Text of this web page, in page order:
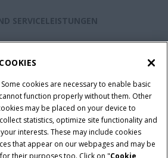
SERVICELEISTUNGEN
rechtliche Hinweise
Impressum
Cookie Settings
cookies are necessary to enable basic
function properly without them. Other
may be placed on your device to
statistics, optimize site functionality and
interests. These may include cookies
that appear on our webpages and may be
their purposes too. Click on "Cookie